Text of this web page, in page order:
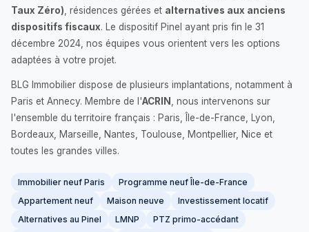
Taux Zéro) , résidences gérées et alternatives aux anciens
dispositifs fiscaux. Le dispositif Pinel ayant pris fin le 31
décembre 2024, nos équipes vous orientent vers les options
adaptées à votre projet.
BLG Immobilier dispose de plusieurs implantations, notamment à
Paris et Annecy. Membre de l'ACRIN
, nous intervenons sur
l'ensemble du territoire français : Paris, Île-de-France, Lyon,
Bordeaux, Marseille, Nantes, Toulouse, Montpellier, Nice et
toutes les grandes villes.
Immobilier neuf Paris
Programme neuf Île-de-France
Appartement neuf
Maison neuve
Investissement locatif
Alternatives au Pinel
LMNP
PTZ primo-accédant